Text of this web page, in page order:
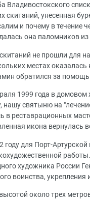
Владивостокского
скитаний, унесенная
и почему в течение
она паломников
не прошли для
местах
обратился за
1999 года в
нашу святыню на
в реставрационных
икона вернулась
году для Порт-
художника России
воинства,
около трех